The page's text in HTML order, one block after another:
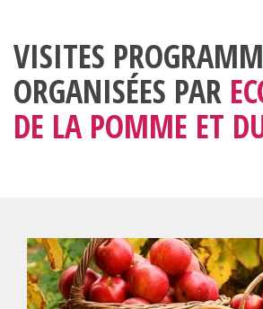
VISITES
ORGANISÉES PAR
DE LA POMME ET